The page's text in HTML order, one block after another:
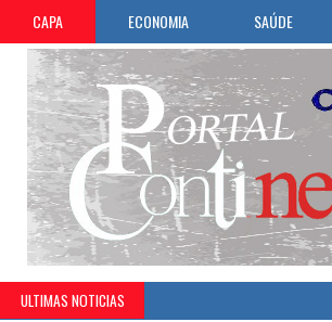
CAPA ECONOMIA SAÚDE
ULTIMAS NOTICIAS